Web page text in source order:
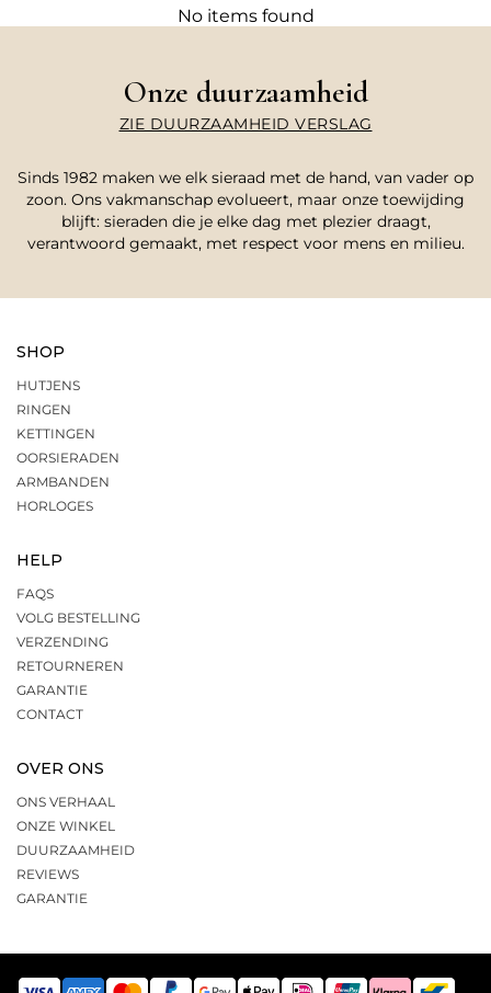
No items found
Onze duurzaamheid
ZIE DUURZAAMHEID VERSLAG
Sinds 1982 maken we elk sieraad met de hand, van vader op
zoon. Ons vakmanschap evolueert, maar onze toewijding
blijft: sieraden die je elke dag met plezier draagt,
verantwoord gemaakt, met respect voor mens en milieu.
SHOP
HUTJENS
RINGEN
KETTINGEN
OORSIERADEN
ARMBANDEN
HORLOGES
HELP
FAQS
VOLG BESTELLING
VERZENDING
RETOURNEREN
GARANTIE
CONTACT
OVER ONS
ONS VERHAAL
ONZE WINKEL
DUURZAAMHEID
REVIEWS
GARANTIE